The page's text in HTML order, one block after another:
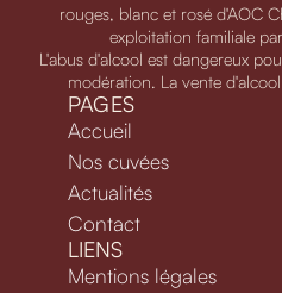
rouges, blanc et rosé d'AOC
exploitation familiale
L'abus d'alcool est dangereux
modération. La vente
PAGES
Accueil
Nos cuvées
Actualités
Contact
LIENS
Mentions légales